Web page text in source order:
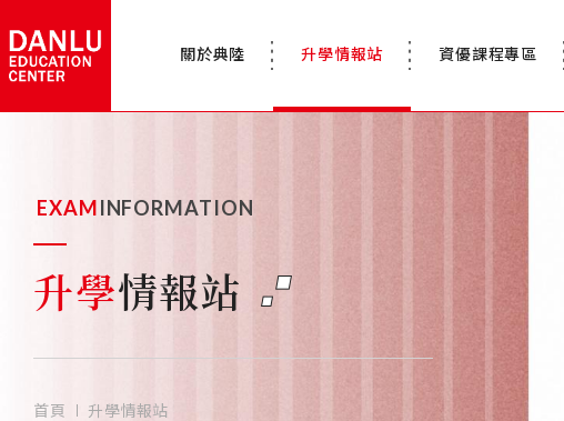
關於典陸 升學情報站 資優課程專區
EXAMINFORMATION
升學情報站
首頁 升學情報站